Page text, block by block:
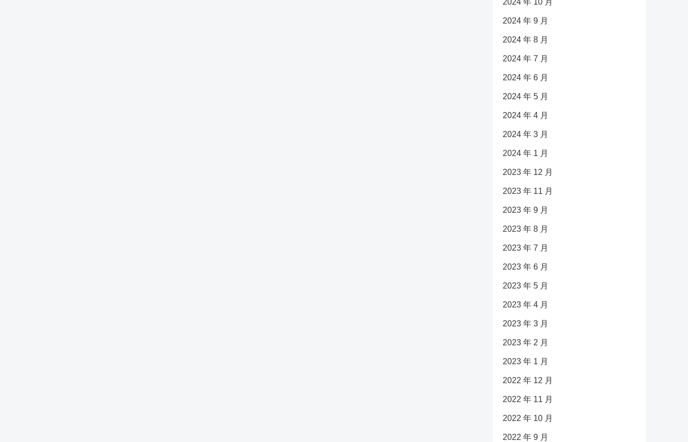
2024 年 10 月
2024 年 9 月
2024 年 8 月
2024 年 7 月
2024 年 6 月
2024 年 5 月
2024 年 4 月
2024 年 3 月
2024 年 1 月
2023 年 12 月
2023 年 11 月
2023 年 9 月
2023 年 8 月
2023 年 7 月
2023 年 6 月
2023 年 5 月
2023 年 4 月
2023 年 3 月
2023 年 2 月
2023 年 1 月
2022 年 12 月
2022 年 11 月
2022 年 10 月
2022 年 9 月